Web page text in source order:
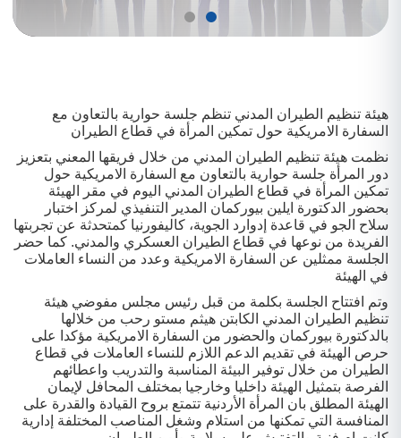
هيئة تنظيم الطيران المدني تنظم جلسة حوارية بالتعاون مع
السفارة الامريكية حول تمكين المرأة في قطاع الطيران
نظمت هيئة تنظيم الطيران المدني من خلال فريقها المعني بتعزيز
دور المرأة جلسة حوارية بالتعاون مع السفارة الامريكية حول
تمكين المرأة في قطاع الطيران المدني اليوم في مقر الهيئة
بحضور الدكتورة ايلين بيوركمان المدير التنفيذي لمركز اختبار
سلاح الجو في قاعدة إدوارد الجوية، كاليفورنيا كمتحدثة عن تجربتها
الفريدة من نوعها في قطاع الطيران العسكري والمدني. كما حضر
الجلسة ممثلين عن السفارة الامريكية وعدد من النساء العاملات
في الهيئة
وتم افتتاح الجلسة بكلمة من قبل رئيس مجلس مفوضي هيئة
تنظيم الطيران المدني الكابتن هيثم مستو رحب من خلالها
بالدكتورة بيوركمان والحضور من السفارة الامريكية مؤكدا على
حرص الهيئة في تقديم الدعم اللازم للنساء العاملات في قطاع
الطيران من خلال توفير البيئة المناسبة والتدريب واعطائهم
الفرصة بتمثيل الهيئة داخليا وخارجيا بمختلف المحافل لإيمان
الهيئة المطلق بان المرأة الأردنية تتمتع بروح القيادة والقدرة على
المنافسة التي تمكنها من استلام وشغل المناصب المختلفة إدارية